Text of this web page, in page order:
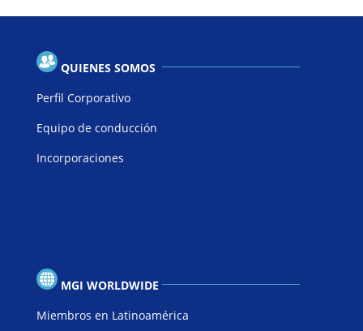
QUIENES SOMOS
Perfil Corporativo
Equipo de conducción
Incorporaciones
MGI WORLDWIDE
Miembros en Latinoamérica